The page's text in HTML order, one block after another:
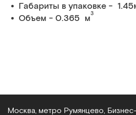
Габариты в упаковке -
Объем - 0.365 м3
Москва, метро Румянцево,